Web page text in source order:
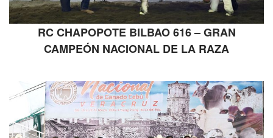
RC CHAPOPOTE BILBAO 616 – GRAN
CAMPEÓN NACIONAL DE LA RAZA